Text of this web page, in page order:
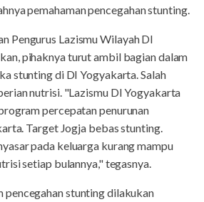
pemahaman pencegahan stunting.
Pengurus Lazismu Wilayah DI
pihaknya turut ambil bagian dalam
stunting di DI Yogyakarta. Salah
nutrisi. "Lazismu DI Yogyakarta
percepatan penurunan
Target Jogja bebas stunting.
pada keluarga kurang mampu
setiap bulannya," tegasnya.
pencegahan stunting dilakukan